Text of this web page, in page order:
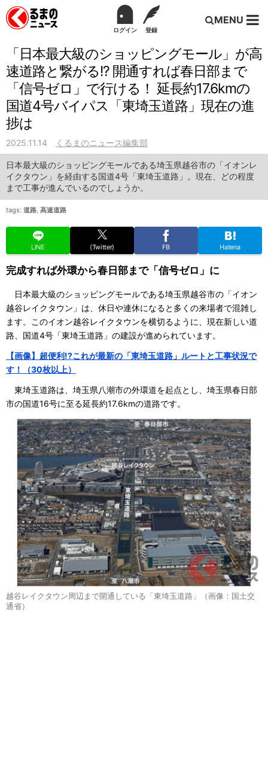
ログイン 登録
MENU
「日本最大級のショッピングモール」が高
速道路と繋がる!? 開通すれば春日部まで
「信号ゼロ」で行ける！ 延長約17.6kmの
国道4号バイパス「東埼玉道路」現在の進
捗は
2025.11.14 くるまのニュース編集部
日本最大級のショッピングモールである埼玉県越谷市の「イオンレ
イクタウン」を経由する国道4号「東埼玉道路」。現在、どの程度
まで工事が進んでいるのでしょうか。
tags: 道路, 高速道路
LINE (Twitter) FB Hatena
完成すれば外環から春日部まで「信号ゼロ」に
日本最大級のショッピングモールである埼玉県越谷市の「イオン
越谷レイクタウン」は、休日や連休になると多くの来場者で混雑し
ます。このイオン越谷レイクタウンを横切るように、現在新しい道
路、国道4号「東埼玉道路」の建設が進められています。
【画像】超便利!?これが最新の「東埼玉道路」ルートと工事状況で
す！（30枚以上）
東埼玉道路は、埼玉県八潮市の外環道を起点とし、埼玉県春日部
市の国道16号に至る延長約17.6kmの道路です。
越谷レイクタウン周辺まで開通している「東埼玉道路」（画像：国土交
通省）